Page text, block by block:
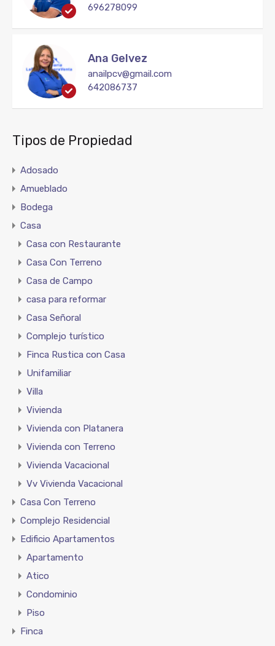
696278099
Ana Gelvez
anailpcv@gmail.com
642086737
Tipos de Propiedad
Adosado
Amueblado
Bodega
Casa
Casa con Restaurante
Casa Con Terreno
Casa de Campo
casa para reformar
Casa Señoral
Complejo turístico
Finca Rustica con Casa
Unifamiliar
Villa
Vivienda
Vivienda con Platanera
Vivienda con Terreno
Vivienda Vacacional
Vv Vivienda Vacacional
Casa Con Terreno
Complejo Residencial
Edificio Apartamentos
Apartamento
Atico
Condominio
Piso
Finca